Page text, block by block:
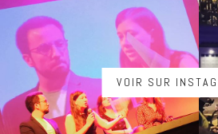
VOIR SUR